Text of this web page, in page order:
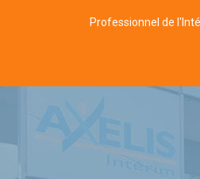
Professionnel de